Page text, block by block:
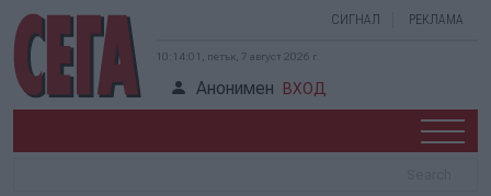
СИГНАЛ РЕКЛАМА
10:14:01, петък, 7 август 2026 г.
Анонимен ВХОД